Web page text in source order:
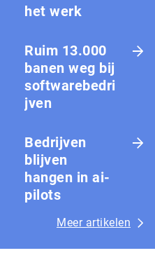
het werk
Ruim 13.000
banen weg bij
softwarebedri
jven
Bedrijven
blijven
hangen in ai-
pilots
Meer artikelen